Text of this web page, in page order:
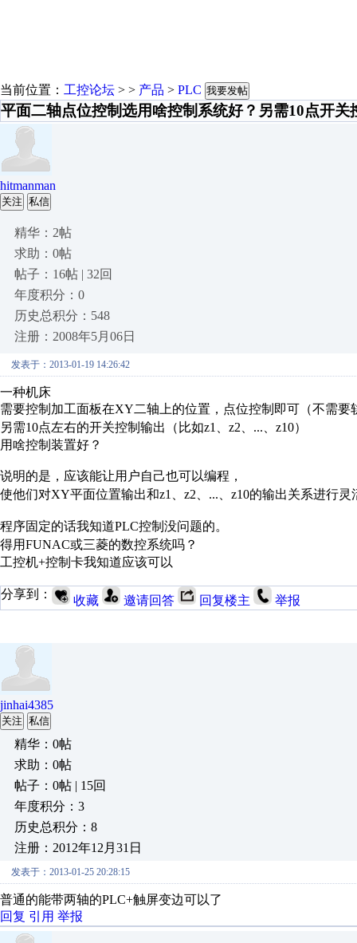
当前位置： 工控论坛 > > 产品 > PLC 我要发帖
平面二轴点位控制选用啥控制系统好？另需10点开关
hitmanman
关注 私信
精华：2帖
求助：0帖
帖子：16帖 | 32回
年度积分：0
历史总积分：548
注册：2008年5月06日
发表于：2013-01-19 14:26:42
一种机床
需要控制加工面板在XY二轴上的位置，点位控制即可（不需要
另需10点左右的开关控制输出（比如z1、z2、...、z10）
用啥控制装置好？
说明的是，应该能让用户自己也可以编程，
使他们对XY平面位置输出和z1、z2、...、z10的输出关系进行灵
程序固定的话我知道PLC控制没问题的。
得用FUNAC或三菱的数控系统吗？
工控机+控制卡我知道应该可以
分享到： 收藏 邀请回答 回复楼主 举报
jinhai4385
关注 私信
精华：0帖
求助：0帖
帖子：0帖 | 15回
年度积分：3
历史总积分：8
注册：2012年12月31日
发表于：2013-01-25 20:28:15
普通的能带两轴的PLC+触屏变边可以了
回复 引用 举报